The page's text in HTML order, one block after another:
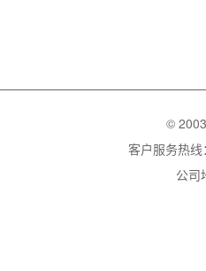
©
客户服务热
公司